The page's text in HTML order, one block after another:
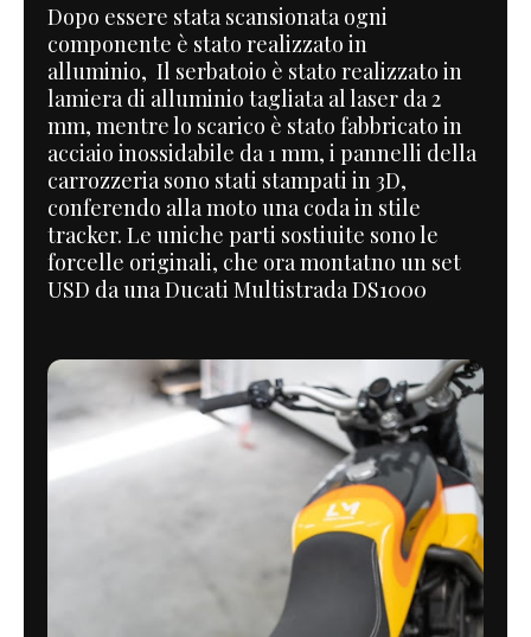
Dopo essere stata scansionata ogni
componente è stato realizzato in
alluminio, Il serbatoio è stato realizzato in
lamiera di alluminio tagliata al laser da 2
mm, mentre lo scarico è stato fabbricato in
acciaio inossidabile da 1 mm, i pannelli della
carrozzeria sono stati stampati in 3D,
conferendo alla moto una coda in stile
tracker. Le uniche parti sostiuite sono le
forcelle originali, che ora montatno un set
USD da una Ducati Multistrada DS1000